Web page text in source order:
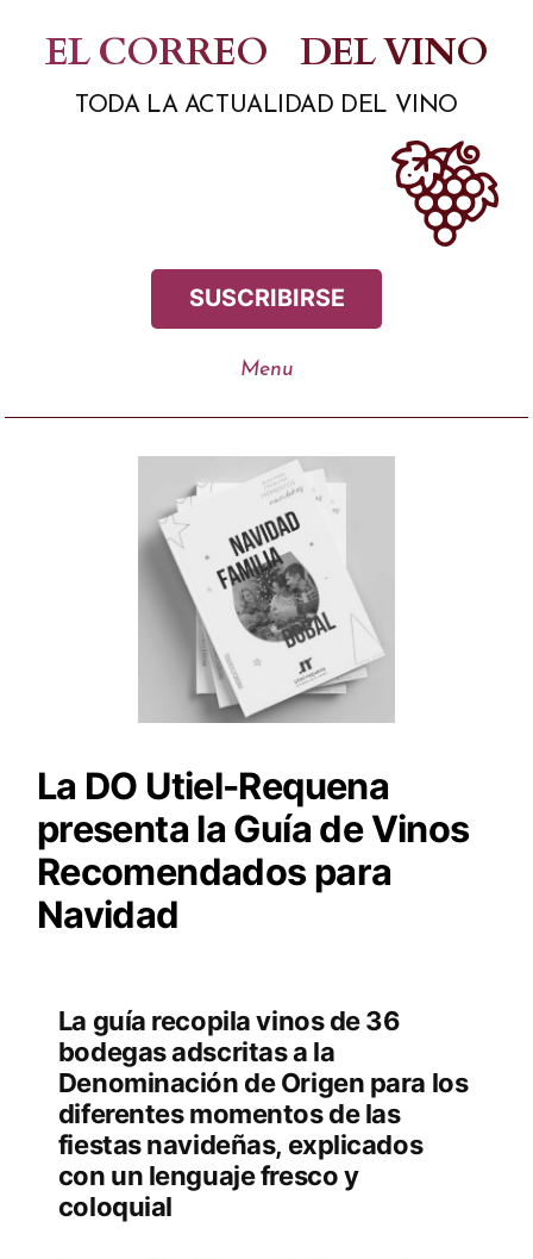
contenido
EL CORREO DEL VINO
TODA LA ACTUALIDAD DEL VINO
SUSCRIBIRSE
La DO Utiel-Requena
presenta la Guía de Vinos
Recomendados para
Navidad
La guía recopila vinos de 36
bodegas adscritas a la
Denominación de Origen para los
diferentes momentos de las
fiestas navideñas, explicados
con un lenguaje fresco y
coloquial